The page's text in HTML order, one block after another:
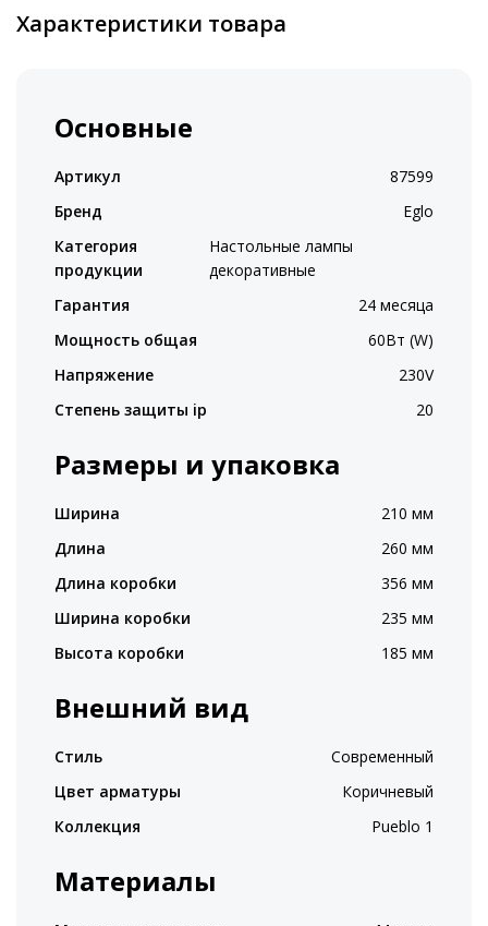
Характеристики товара
Основные
Артикул
87599
Бренд
Eglo
Категория
продукции
Настольные лампы
декоративные
Гарантия
24 месяца
Мощность общая
60Вт (W)
Напряжение
230V
Степень защиты ip
20
Размеры и упаковка
Ширина
210 мм
Длина
260 мм
Длина коробки
356 мм
Ширина коробки
235 мм
Высота коробки
185 мм
Внешний вид
Стиль
Современный
Цвет арматуры
Коричневый
Коллекция
Pueblo 1
Материалы